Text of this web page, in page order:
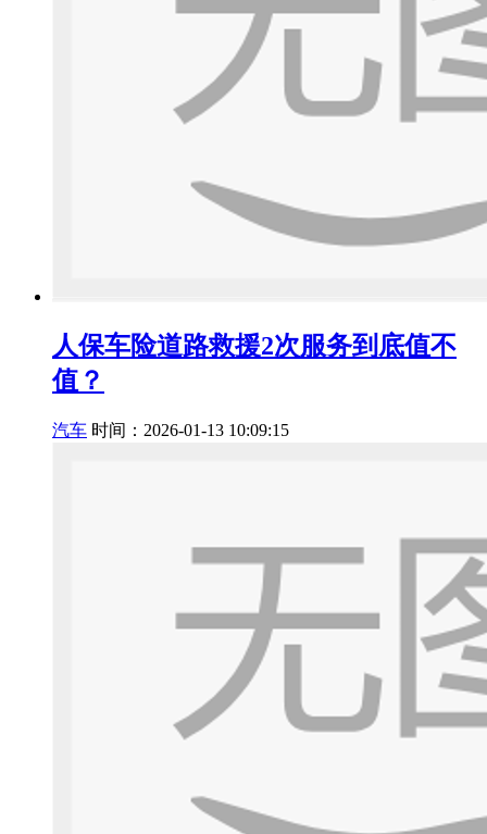
人保车险道路救援2次服务到底值不
值？
汽车 时间：2026-01-13 10:09:15